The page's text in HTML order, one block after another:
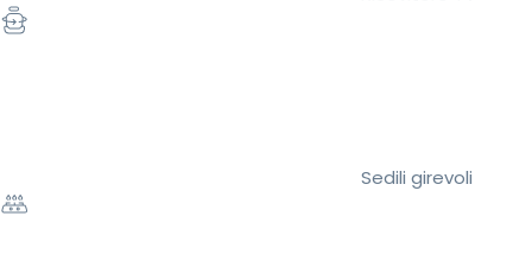
Sedili girevoli